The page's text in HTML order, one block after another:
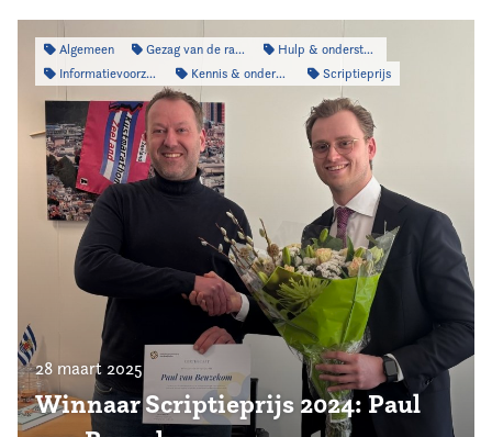
Algemeen Gezag van de raad
Hulp & ondersteuning
Informatievoorziening
Kennis & onderzoek Scriptieprijs
28 maart 2025
Winnaar Scriptieprijs 2024: Paul